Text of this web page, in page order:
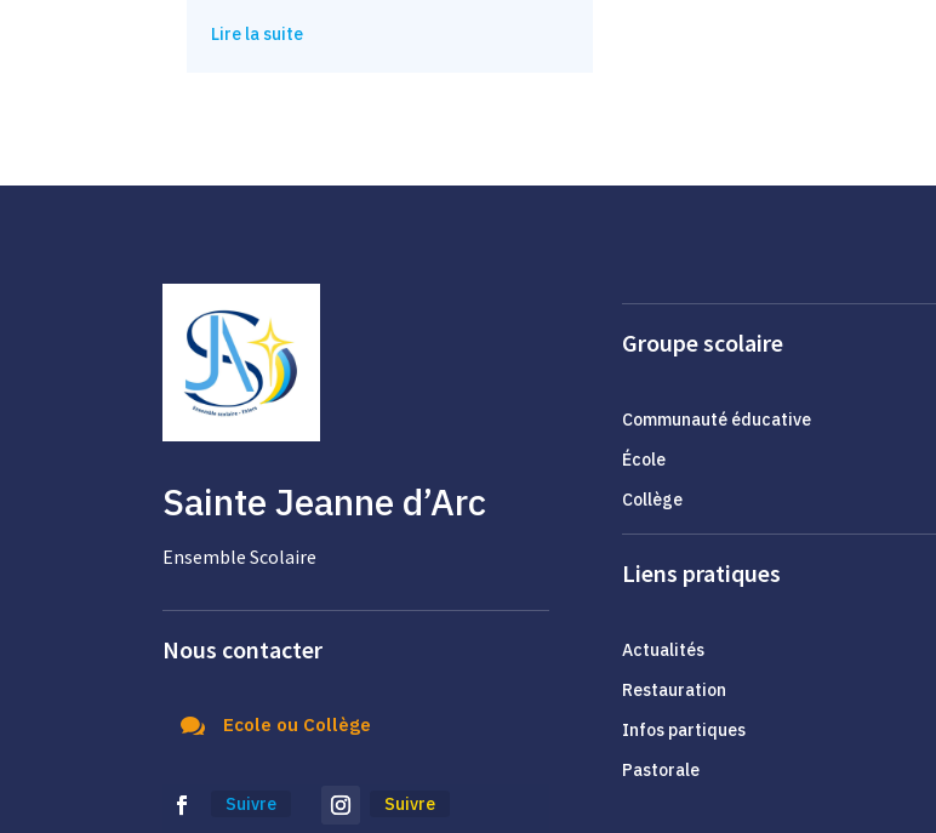
Lire la suite
Sainte Jeanne d’Arc
Ensemble Scolaire
Nous contacter
 Ecole ou Collège
Suivre Suivre
Groupe scolaire
Communauté éducative
École
Collège
Liens pratiques
Actualités
Restauration
Infos partiques
Pastorale